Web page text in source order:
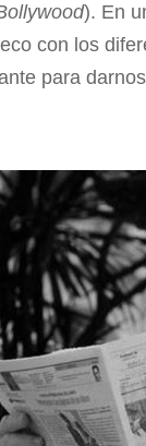
). En
con los
para